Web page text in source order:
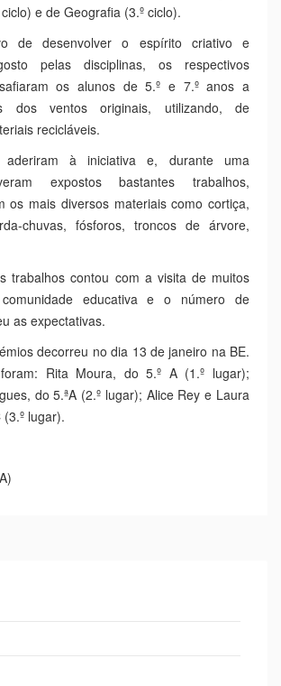
e de Geografia (3.º ciclo).
de desenvolver o espírito criativo e
pelas disciplinas, os respectivos
os alunos de 5.º e 7.º anos a
dos ventos originais, utilizando, de
recicláveis.
aderiram à iniciativa e, durante uma
expostos bastantes trabalhos,
os mais diversos materiais como cortiça,
chuvas, fósforos, troncos de árvore,
trabalhos contou com a visita de muitos
educativa e o número de
as expectativas.
decorreu no dia 13 de janeiro na BE.
Rita Moura, do 5.º A (1.º lugar);
do 5.ªA (2.º lugar); Alice Rey e Laura
lugar).